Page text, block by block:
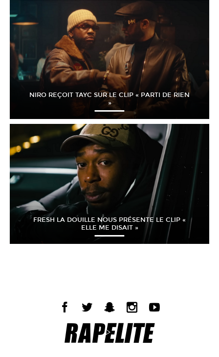
NIRO REÇOIT TAYC SUR LE CLIP « PARTI DE RIEN
»
FRESH LA DOUILLE NOUS PRÉSENTE LE CLIP «
ELLE ME DISAIT »